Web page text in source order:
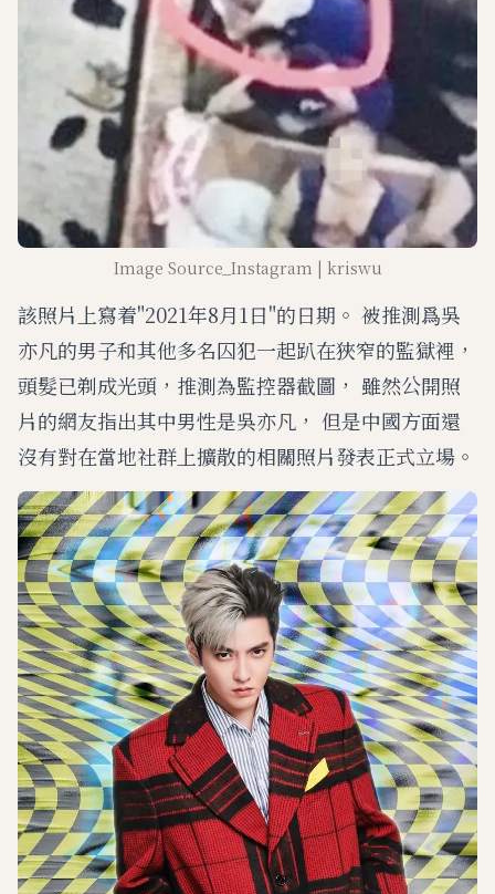
Image Source_Instagram | kriswu
該照片上寫着"2021年8月1日"的日期。 被推測爲吳
亦凡的男子和其他多名囚犯一起趴在狹窄的監獄裡，
頭髮已剃成光頭，推測為監控器截圖， 雖然公開照
片的網友指出其中男性是吳亦凡， 但是中國方面還
沒有對在當地社群上擴散的相關照片發表正式立場。